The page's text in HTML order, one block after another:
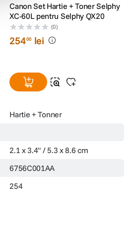
Canon Set Hartie + Toner Selphy
XC-60L pentru Selphy QX20
(0)
25400 lei
Hartie + Tonner
2.1 x 3.4" / 5.3 x 8.6 cm
6756C001AA
254